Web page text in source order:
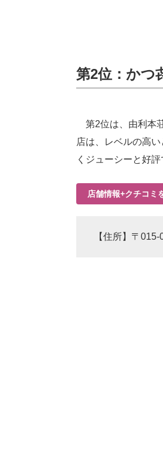
第2位：かつ
第2位は、由利本
店は、レベルの高
くジューシーと好
店舗情報+クチコミ
【住所】〒